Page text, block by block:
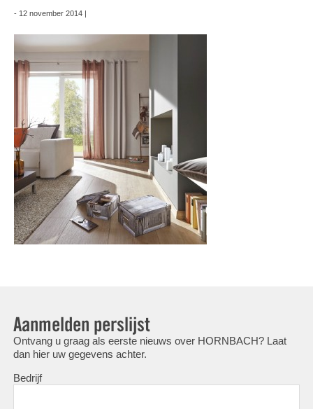
- 12 november 2014 |
Aanmelden perslijst
Ontvang u graag als eerste nieuws over HORNBACH? Laat
dan hier uw gegevens achter.
Bedrijf